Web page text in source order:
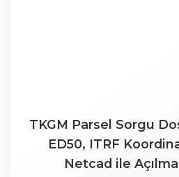
TKGM Parsel Sorgu
ED50, ITRF
Netcad ile